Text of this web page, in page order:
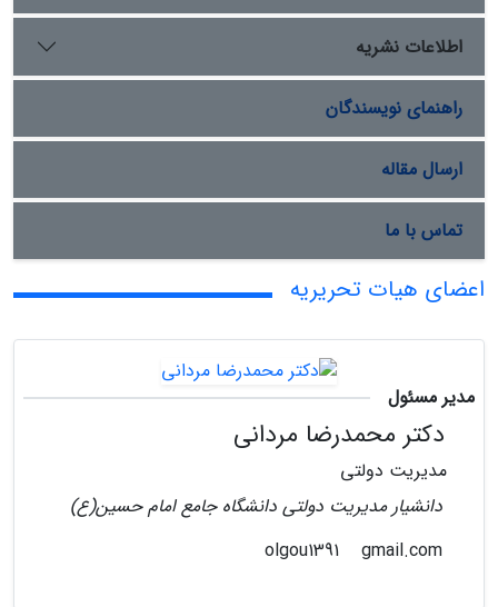
اطلاعات نشریه
راهنمای نویسندگان
ارسال مقاله
تماس با ما
اعضای هیات تحریریه
مدیر مسئول
دکتر محمدرضا مردانی
مدیریت دولتی
دانشیار مدیریت دولتی دانشگاه جامع امام حسین(ع)
gmail.com